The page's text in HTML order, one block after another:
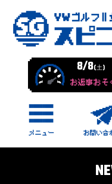
8/8(土)
お返事おそ